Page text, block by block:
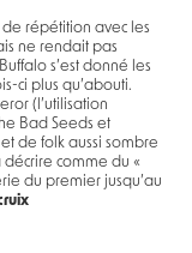
répétition avec les
ne rendait pas
s’est donné les
ci plus qu’abouti.
(l’utilisation
Bad Seeds et
de folk aussi sombre
comme du «
du premier jusqu’au